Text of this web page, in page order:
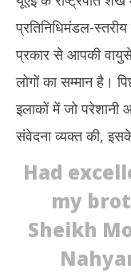
प्रतिनिधिमंडल-
प्रकार से आपकी
लोगों का सम्मान है।
इलाकों में जो परेशानी
संवेदना व्यक्त की,
Had
my
Sheikh